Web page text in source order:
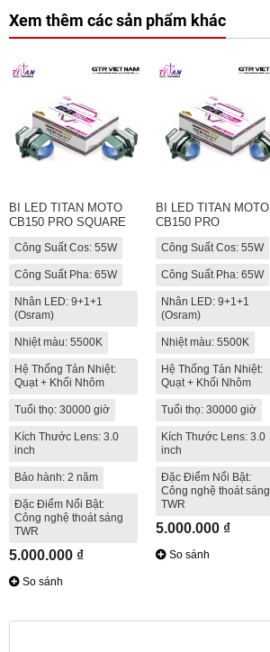
Xem thêm các sản phẩm khác
BI LED TITAN MOTO
CB150 PRO SQUARE
Công Suất Cos: 55W
Công Suất Pha: 65W
Nhân LED: 9+1+1
(Osram)
Nhiệt màu: 5500K
Hệ Thống Tản Nhiệt:
Quạt + Khối Nhôm
Tuổi thọ: 30000 giờ
Kích Thước Lens: 3.0
inch
Bảo hành: 2 năm
Đặc Điểm Nổi Bật:
Công nghệ thoát sáng
TWR
5.000.000 ₫
So sánh
BI LED TITAN MOTO
CB150 PRO
Công Suất Cos: 55W
Công Suất Pha: 65W
Nhân LED: 9+1+1
(Osram)
Nhiệt màu: 5500K
Hệ Thống Tản Nhiệt:
Quạt + Khối Nhôm
Tuổi thọ: 30000 giờ
Kích Thước Lens: 3.0
inch
Đặc Điểm Nổi Bật:
Công nghệ thoát sáng
TWR
5.000.000 ₫
So sánh